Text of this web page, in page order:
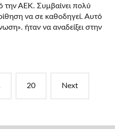
την ΑΕΚ. Συμβαίνει πολύ
να σε καθοδηγεί. Αυτό
ήταν να αναδείξει στην
20 Next